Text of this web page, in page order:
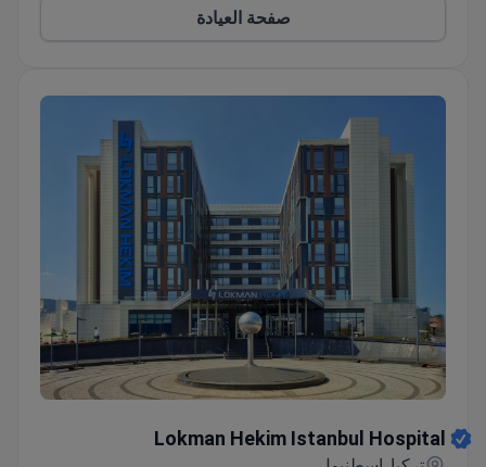
صفحة العيادة
Lokman Hekim Istanbul Hospital